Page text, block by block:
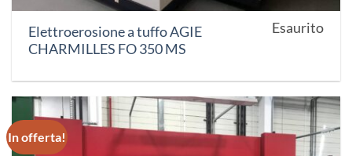
Elettroerosione a tuffo AGIE
CHARMILLES FO 350 MS
Esaurito
In offerta!